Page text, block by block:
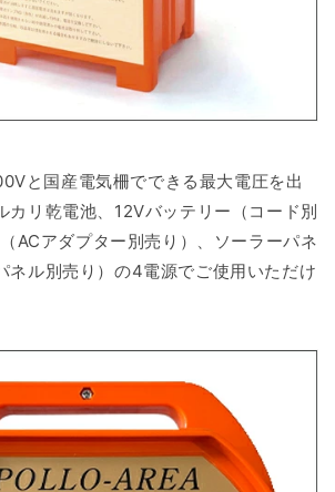
と国産電気柵でできる最大電圧を出
カリ乾電池、12Vバッテリー（コード別
ACアダプター別売り）、ソーラーパネ
ネル別売り）の4電源でご使用いただけ